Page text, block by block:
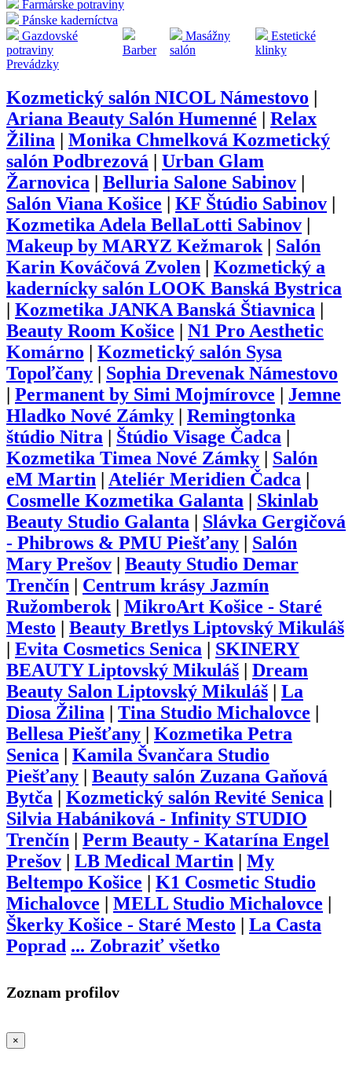
Farmárske potraviny
Pánske kaderníctva
Gazdovské
potraviny
Barber
Masážny
salón
Estetické
klinky
Prevádzky
Kozmetický salón NICOL Námestovo
Ariana Beauty Salón Humenné
Relax
Žilina
Monika Chmelková Kozmetický
salón Podbrezová
Urban Glam
Žarnovica
Belluria Salone Sabinov
Salón Viana Košice
KF Štúdio Sabinov
Kozmetika Adela BellaLotti Sabinov
Makeup by MARYZ Kežmarok| Salón
Karin Kováčová Zvolen
Kozmetický a
kadernícky salón LOOK Banská Bystrica
Kozmetika JANKA Banská Štiavnica
Beauty Room Košice
N1 Pro Aesthetic
Komárno
Kozmetický salón Sysa
Topoľčany
Sophia Drevenak Námestovo
Permanent by Simi Mojmírovce
Jemne
Hladko Nové Zámky
Remingtonka
štúdio Nitra
Štúdio Visage Čadca
Kozmetika Timea Nové Zámky
Salón
eM Martin
Ateliér Meridien Čadca
Cosmelle Kozmetika Galanta
Skinlab
Beauty Studio Galanta
Slávka Gergičová
- Phibrows & PMU Piešťany
Salón
Mary Prešov
Beauty Studio Demar
Trenčín
Centrum krásy Jazmín
Ružomberok| MikroArt Košice - Staré
Mesto
Beauty Bretlys Liptovský Mikuláš
Evita Cosmetics Senica
SKINERY
BEAUTY Liptovský Mikuláš
Dream
Beauty Salon Liptovský Mikuláš
La
Diosa Žilina
Tina Studio Michalovce
Bellesa Piešťany
Kozmetika Petra
Senica
Kamila Švančara Studio
Piešťany
Beauty salón Zuzana Gaňová
Bytča
Kozmetický salón Revité Senica
Silvia Habániková - Infinity STUDIO
Trenčín
Perm Beauty - Katarína Engel
Prešov
LB Medical Martin
My
Beltempo Košice
K1 Cosmetic Studio
Michalovce
MELL Studio Michalovce
Škerky Košice - Staré Mesto
La Casta
Poprad ... Zobraziť všetko
Zoznam profilov
×